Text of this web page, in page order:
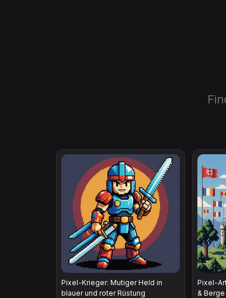
Pixel-Krieger: Mutiger Held in
blauer und roter Rüstung
Pixel-
&